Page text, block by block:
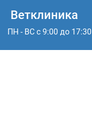
Ветклиника
ПН - ВС с 9:00 до 17:30